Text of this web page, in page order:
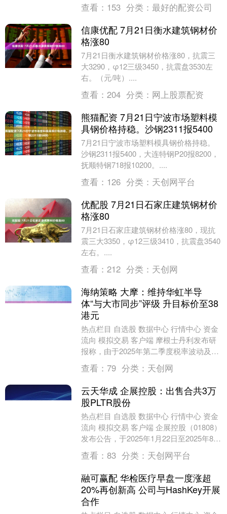
查看： 153 分类： 最好的配资公司
信康优配 7月21日衡水建筑钢材价
格涨80
7月21日衡水建筑钢材价格涨80，抗震三
大3290，φ12三级3450，抗震盘3530左
右。（元/吨）....
查看： 204 分类： 网上股票配资
熊猫配资 7月21日宁波市场塑料模
具钢价格持稳。沙钢2311报5400
7月21日宁波市场塑料模具钢价格持稳。
沙钢2311报5400，大连特钢P20报8200，
抚顺特钢718报10200。....
查看： 126 分类： 天创网平台
优配股 7月21日石家庄建筑钢材价
格涨80
7月21日石家庄建筑钢材价格涨80，现抗
震三大3350，φ12三级3410，抗震盘3540
左右。....
查看： 212 分类： 天创网
海纳策略 大摩：维持华虹半导
体“与大市同步”评级 升目标价至38
港元
热点栏目 自选股 数据中心 行情中心 资金
流向 模拟交易 客户端 摩根士丹利发布研
报称，由于2025年第二季度税率波动及少
数股东权益的影响，将华虹半导体
（013....
查看： 79 分类： 天创网
云天华成 企展控股：出售合共3万
股PLTR股份
热点栏目 自选股 数据中心 行情中心 资金
流向 模拟交易 客户端 企展控股（01808）
发布公告，于2025年1月22日至2025年8月
6日期间，公司全资附属公....
查看： 83 分类： 天创网平台
融可赢配 华检医疗早盘一度涨超
20%再创新高 公司与HashKey开展
合作